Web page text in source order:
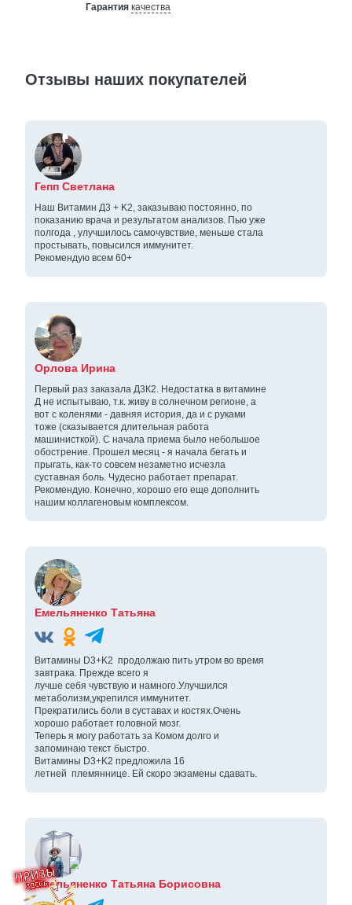
Гарантия качества
Отзывы наших покупателей
Гепп Светлана
Наш Витамин Д3 + K2, заказываю постоянно, по
показанию врача и результатом анализов. Пью уже
полгода , улучшилось самочувствие, меньше стала
простывать, повысился иммунитет.
Рекомендую всем 60+
Орлова Ирина
Первый раз заказала Д3К2. Недостатка в витамине
Д не испытываю, т.к. живу в солнечном регионе, а
вот с коленями - давняя история, да и с руками
тоже (сказывается длительная работа
машинисткой). С начала приема было небольшое
обострение. Прошел месяц - я начала бегать и
прыгать, как-то совсем незаметно исчезла
суставная боль. Чудесно работает препарат.
Рекомендую. Конечно, хорошо его еще дополнить
нашим коллагеновым комплексом.
Емельяненко Татьяна
Витамины D3+K2 продолжаю пить утром во время
завтрака. Прежде всего я
лучше себя чувствую и намного.Улучшился
метаболизм,укрепился иммунитет.
Прекратились боли в суставах и костях.Очень
хорошо работает головной мозг.
Теперь я могу работать за Комом долго и
запоминаю текст быстро.
Витамины D3+K2 предложила 16
летней племяннице. Ей скоро экзамены сдавать.
Емельяненко Татьяна Борисовна